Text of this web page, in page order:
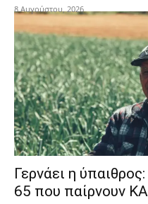
8 Αυγούστου, 2026
Γερνάει η
65 που παίρνουν